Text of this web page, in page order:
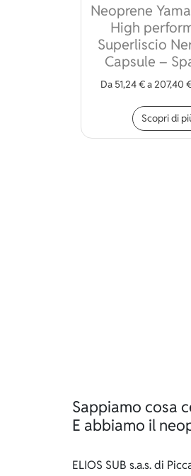
Neoprene
High
Superliscio
Capsule –
Da 51,24€a207,40
Scopri di
Sappiamo cosa
E abbiamo il
ELIOS SUB s.a.s. di